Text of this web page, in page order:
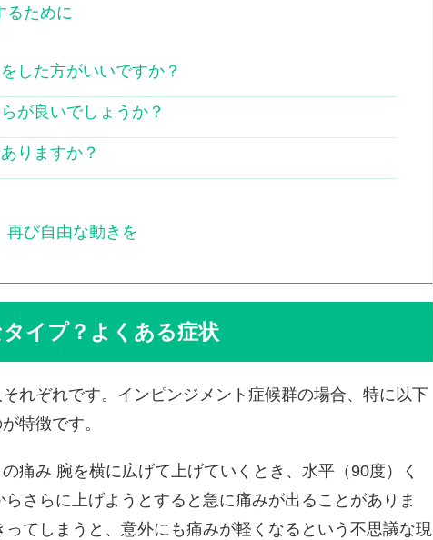
るために
した方がいいですか？
が良いでしょうか？
りますか？
再び自由な動きを
イプ？よくある症状
れぞれです。インピンジメント症候群の場合、特に以下
特徴です。
痛み 腕を横に広げて上げていくとき、水平（90度）く
さらに上げようとすると急に痛みが出ることがありま
てしまうと、意外にも痛みが軽くなるという不思議な現